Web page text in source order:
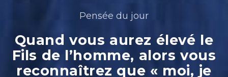
Pensée du jour
Quand vous aurez élevé le
Fils de l’homme, alors vous
reconnaîtrez que « moi, je